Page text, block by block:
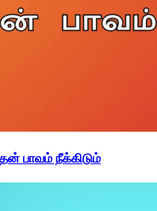
பாவம் நீக்கிடும்